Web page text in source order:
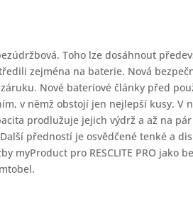
Toho lze dosáhnout
zejména na baterie. Nová
Nové bateriové články před
v němž obstojí jen nejlepší kusy. V
prodlužuje jejich výdrž a až na
předností je osvědčené tenké a
myProduct pro RESCLITE PRO jako